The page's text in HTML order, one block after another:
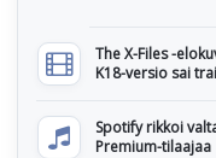
The X-Files -
K18-versio sai
Spotify rikkoi
Premium-tilaajaa